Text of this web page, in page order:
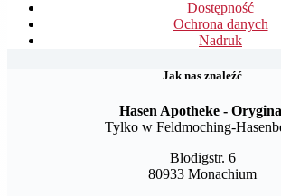
Dostępność
Ochrona danych
Nadruk
Jak nas znaleźć
Hasen Apotheke -
Tylko w Feldmoching-
Blodigstr. 6
80933 Monachium